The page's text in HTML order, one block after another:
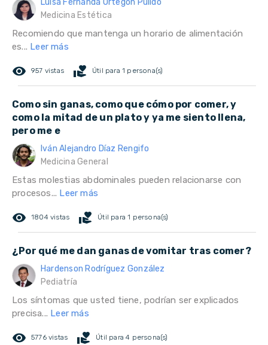
Luisa Fernanda Ortegón Pulido
Medicina Estética
Recomiendo que mantenga un horario de alimentación
es... Leer más
remove_red_eye 957 vistas volunteer_activism Útil para 1 persona(s)
Como sin ganas, como que cómo por comer, y
como la mitad de un plato y ya me siento llena,
pero me e
Iván Alejandro Díaz Rengifo
Medicina General
Estas molestias abdominales pueden relacionarse con
procesos... Leer más
remove_red_eye 1804 vistas volunteer_activism Útil para 1 persona(s)
¿Por qué me dan ganas de vomitar tras comer?
Hardenson Rodríguez González
Pediatría
Los síntomas que usted tiene, podrían ser explicados
precisa... Leer más
remove_red_eye 5776 vistas volunteer_activism Útil para 4 persona(s)